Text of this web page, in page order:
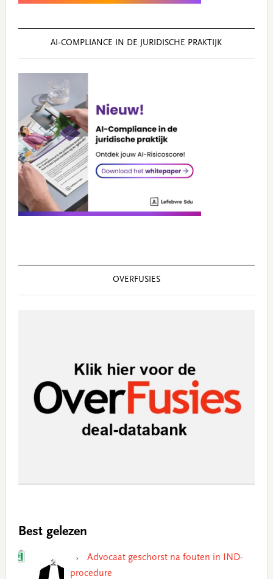
AI‑COMPLIANCE IN DE JURIDISCHE PRAKTIJK
OVERFUSIES
Best gelezen
Advocaat geschorst na fouten in IND-
procedure